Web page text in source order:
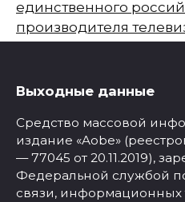
единственного
производителя
Выходные данные
Средство массовой
издание «Aobe»
— 77045 от 20.11.2019),
Федеральной службой
связи, информационных